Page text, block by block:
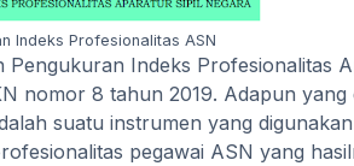
Indeks Profesionalitas ASN
Pengukuran Indeks Profesionalitas
nomor 8 tahun 2019. Adapun yang
suatu instrumen yang
pegawai ASN yang